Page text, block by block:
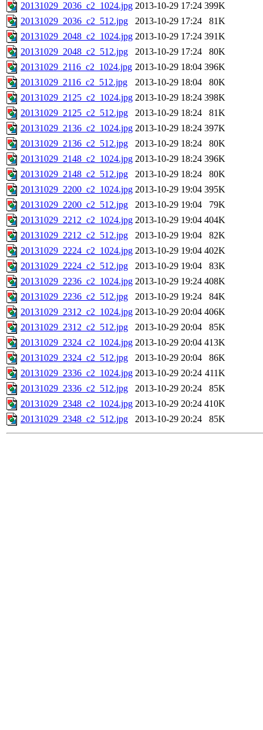
20131029_2036_c2_1024.jpg 2013-10-29 17:24 399K
20131029_2036_c2_512.jpg
2013-10-29 17:24
81K
20131029_2048_c2_1024.jpg 2013-10-29 17:24 391K
20131029_2048_c2_512.jpg
2013-10-29 17:24
80K
20131029_2116_c2_1024.jpg 2013-10-29 18:04 396K
20131029_2116_c2_512.jpg
2013-10-29 18:04
80K
20131029_2125_c2_1024.jpg 2013-10-29 18:24 398K
20131029_2125_c2_512.jpg
2013-10-29 18:24
81K
20131029_2136_c2_1024.jpg 2013-10-29 18:24 397K
20131029_2136_c2_512.jpg
2013-10-29 18:24
80K
20131029_2148_c2_1024.jpg 2013-10-29 18:24 396K
20131029_2148_c2_512.jpg
2013-10-29 18:24
80K
20131029_2200_c2_1024.jpg 2013-10-29 19:04 395K
20131029_2200_c2_512.jpg
2013-10-29 19:04
79K
20131029_2212_c2_1024.jpg 2013-10-29 19:04 404K
20131029_2212_c2_512.jpg
2013-10-29 19:04
82K
20131029_2224_c2_1024.jpg 2013-10-29 19:04 402K
20131029_2224_c2_512.jpg
2013-10-29 19:04
83K
20131029_2236_c2_1024.jpg 2013-10-29 19:24 408K
20131029_2236_c2_512.jpg
2013-10-29 19:24
84K
20131029_2312_c2_1024.jpg 2013-10-29 20:04 406K
20131029_2312_c2_512.jpg
2013-10-29 20:04
85K
20131029_2324_c2_1024.jpg 2013-10-29 20:04 413K
20131029_2324_c2_512.jpg
2013-10-29 20:04
86K
20131029_2336_c2_1024.jpg 2013-10-29 20:24 411K
20131029_2336_c2_512.jpg
2013-10-29 20:24
85K
20131029_2348_c2_1024.jpg 2013-10-29 20:24 410K
20131029_2348_c2_512.jpg
2013-10-29 20:24 85K